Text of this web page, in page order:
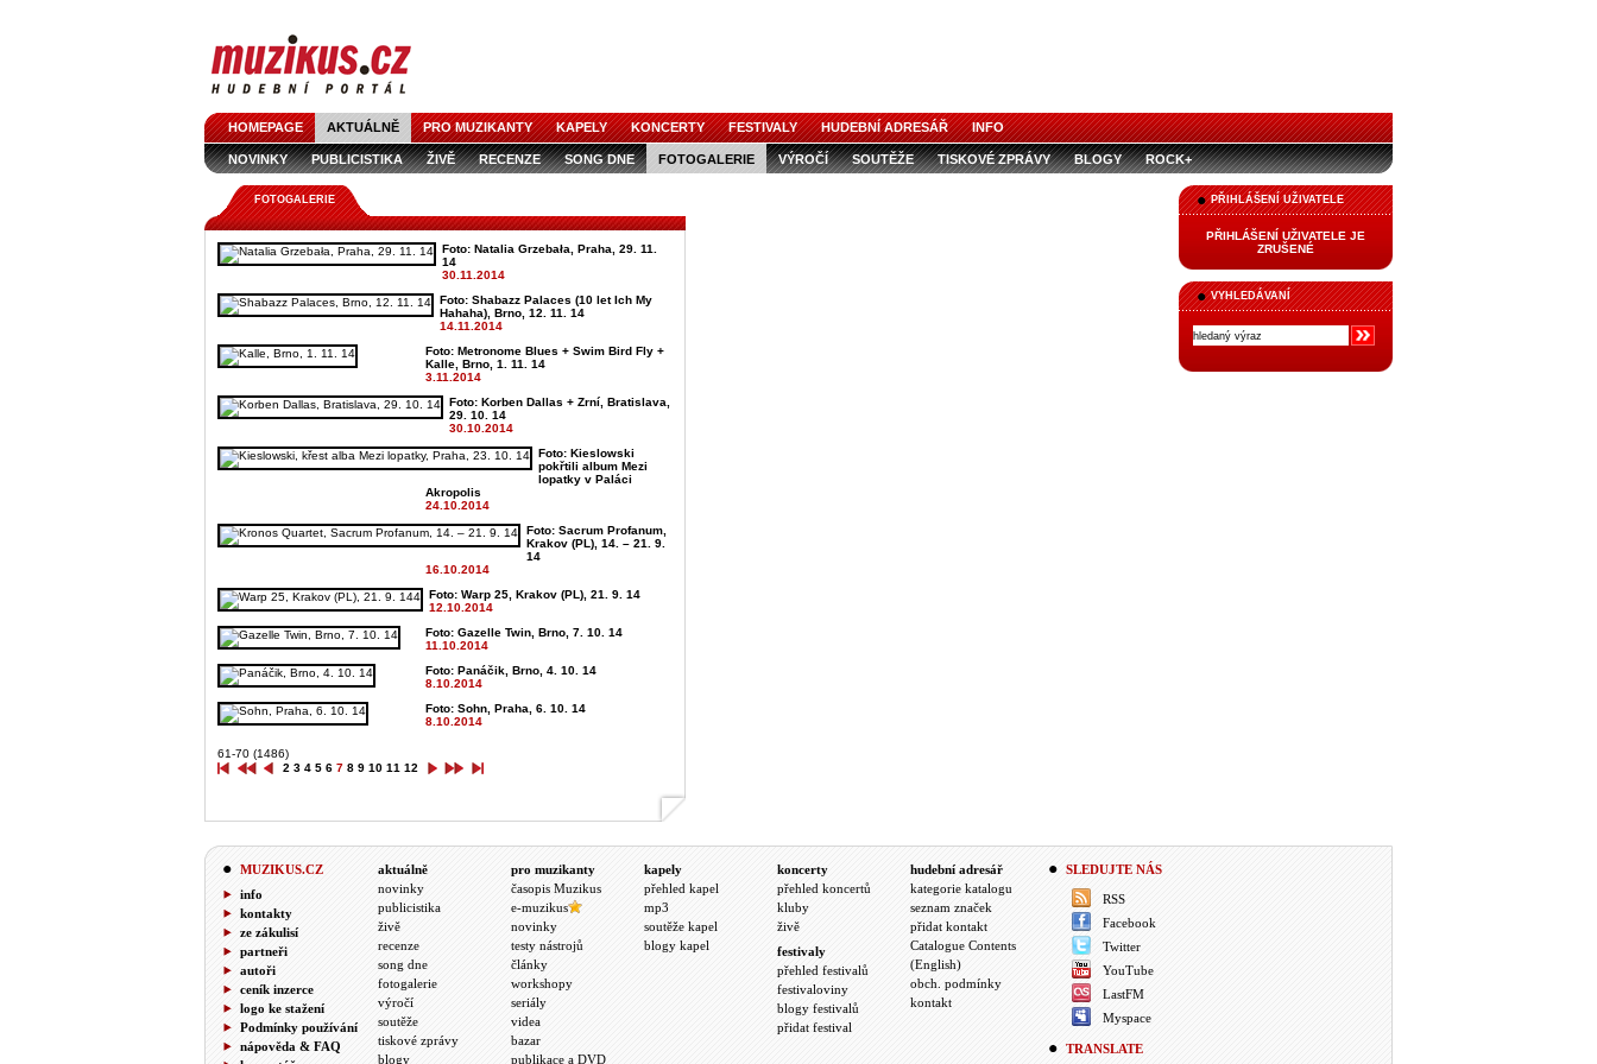
HOMEPAGE AKTUÁLNĚ PRO MUZIKANTY KAPELY KONCERTY FESTIVALY HUDEBNÍ ADRESÁŘ INFO
NOVINKY PUBLICISTIKA ŽIVĚ RECENZE SONG DNE FOTOGALERIE VÝROČÍ SOUTĚŽE TISKOVÉ ZPRÁVY BLOGY ROCK+
PŘIHLÁŠENÍ UŽIVATELE
PŘIHLÁŠENÍ UŽIVATELE JE
ZRUŠENÉ
VYHLEDÁVANÍ
FOTOGALERIE
Foto: Natalia Grzebała, Praha, 29. 11.
14
30.11.2014
Foto: Shabazz Palaces (10 let Ich My
Hahaha), Brno, 12. 11. 14
14.11.2014
Foto: Metronome Blues + Swim Bird Fly +
Kalle, Brno, 1. 11. 14
3.11.2014
Foto: Korben Dallas + Zrní, Bratislava,
29. 10. 14
30.10.2014
Foto: Kieslowski
pokřtili album Mezi
lopatky v Paláci
Akropolis
24.10.2014
Foto: Sacrum Profanum,
Krakov (PL), 14. – 21. 9.
14
16.10.2014
Foto: Warp 25, Krakov (PL), 21. 9. 14
12.10.2014
Foto: Gazelle Twin, Brno, 7. 10. 14
11.10.2014
Foto: Panáčik, Brno, 4. 10. 14
8.10.2014
Foto: Sohn, Praha, 6. 10. 14
8.10.2014
61-70 (1486)
2 3 4 5 6 7 8 9 10 11 12
MUZIKUS.CZ
info
kontakty
ze zákulisí
partneři
autoři
ceník inzerce
logo ke stažení
Podmínky používání
nápověda & FAQ
aktuálně
novinky
publicistika
živě
recenze
song dne
fotogalerie
výročí
soutěže
tiskové zprávy
blogy
pro muzikanty
časopis Muzikus
e-muzikus
novinky
testy nástrojů
články
workshopy
seriály
videa
bazar
publikace a DVD
kapely
přehled kapel
mp3
soutěže kapel
blogy kapel
koncerty
přehled koncertů
kluby
živě
festivaly
přehled festivalů
festivaloviny
blogy festivalů
přidat festival
hudební adresář
kategorie katalogu
seznam značek
přidat kontakt
Catalogue Contents
(English)
obch. podmínky
kontakt
SLEDUJTE NÁS
RSS
Facebook
Twitter
YouTube
LastFM
Myspace
TRANSLATE